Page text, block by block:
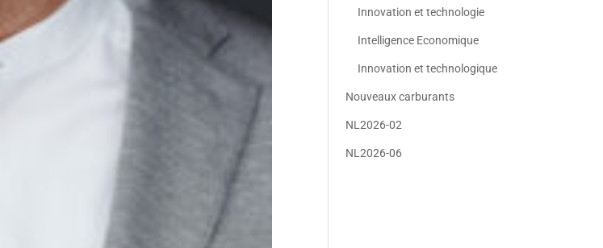
Innovation et technologie
Intelligence Economique
Innovation et technologique
Nouveaux carburants
NL2026-02
NL2026-06